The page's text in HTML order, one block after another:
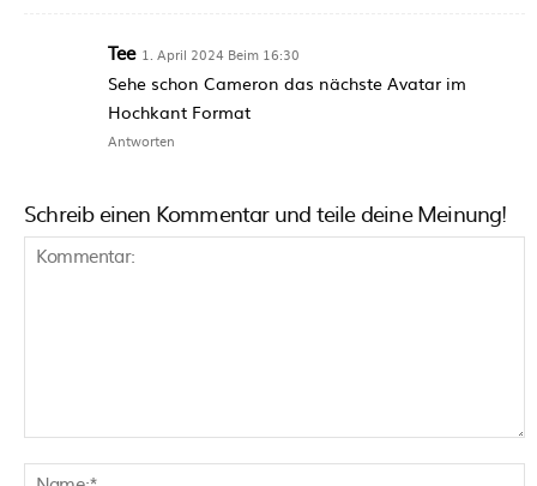
Tee 1. April 2024 Beim 16:30
Sehe schon Cameron das nächste Avatar im
Hochkant Format
Antworten
Schreib einen Kommentar und teile deine Meinung!